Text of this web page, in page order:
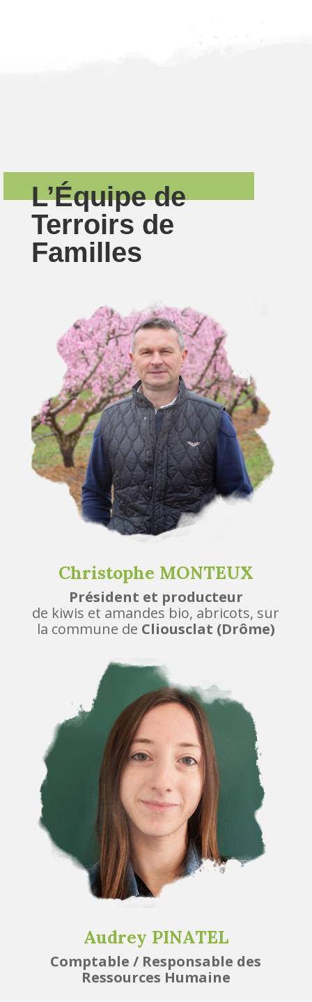
L’Équipe de
Terroirs de
Familles
Christophe MONTEUX
Président et producteur
de kiwis et amandes bio, abricots, sur
la commune de Cliousclat (Drôme)
Audrey PINATEL
Comptable / Responsable des
Ressources Humaine